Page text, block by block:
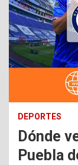
DEPORTES
Dónde
Puebla